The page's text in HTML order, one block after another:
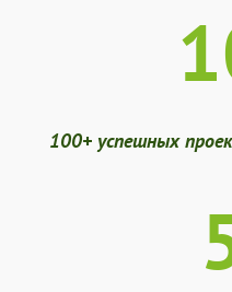
100+ успешных